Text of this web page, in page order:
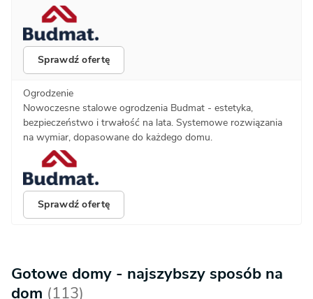
Sprawdź ofertę
Ogrodzenie
Nowoczesne stalowe ogrodzenia Budmat - estetyka,
bezpieczeństwo i trwałość na lata. Systemowe rozwiązania
na wymiar, dopasowane do każdego domu.
Sprawdź ofertę
Gotowe domy - najszybszy sposób na
dom (113)